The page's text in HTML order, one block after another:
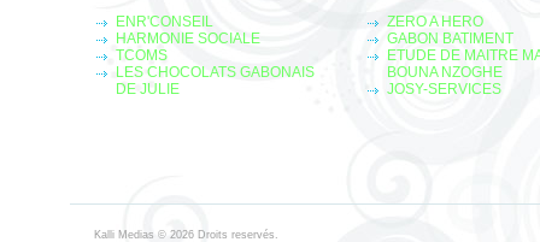
ENR'CONSEIL
HARMONIE SOCIALE
TCOMS
LES CHOCOLATS GABONAIS
DE JULIE
ZERO A HERO
GABON BATIMENT
ETUDE DE MAITRE
BOUNA NZOGHE
JOSY-SERVICES
Kalli Medias © 2026 Droits reservés.